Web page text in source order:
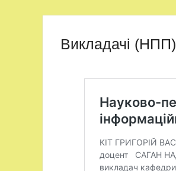
Викладачі (НПП)